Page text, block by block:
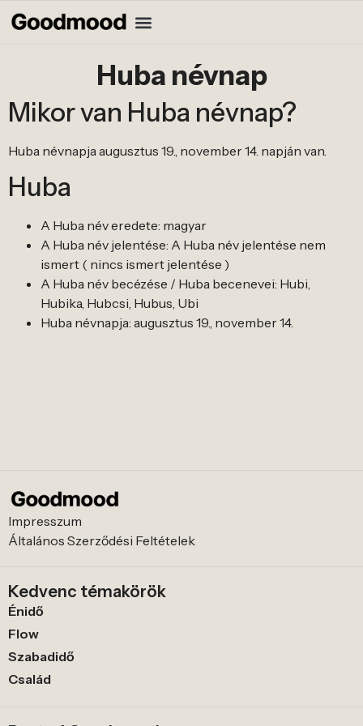
Huba névnap
Mikor van Huba névnap?
Huba névnapja augusztus 19., november 14. napján van.
Huba
A Huba név eredete: magyar
A Huba név jelentése: A Huba név jelentése nem
ismert ( nincs ismert jelentése )
A Huba név becézése / Huba becenevei: Hubi,
Hubika, Hubcsi, Hubus, Ubi
Huba névnapja: augusztus 19., november 14.
Impresszum
Általános Szerződési Feltételek
Kedvenc témakörök
Énidő
Flow
Szabadidő
Család